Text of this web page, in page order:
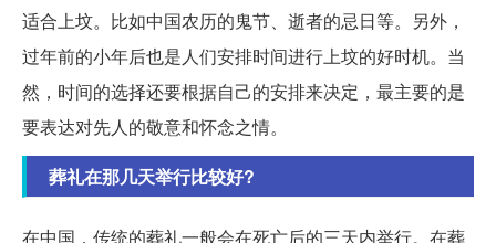
适合上坟。比如中国农历的鬼节、逝者的忌日等。另外，
过年前的小年后也是人们安排时间进行上坟的好时机。当
然，时间的选择还要根据自己的安排来决定，最主要的是
要表达对先人的敬意和怀念之情。
葬礼在那几天举行比较好?
在中国，传统的葬礼一般会在死亡后的三天内举行。在葬